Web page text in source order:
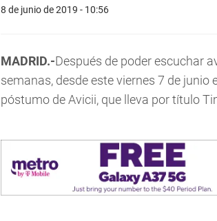
8 de junio de 2019 - 10:56
MADRID.-Después de poder escuchar
semanas, desde este viernes 7 de
póstumo de Avicii, que lleva por título